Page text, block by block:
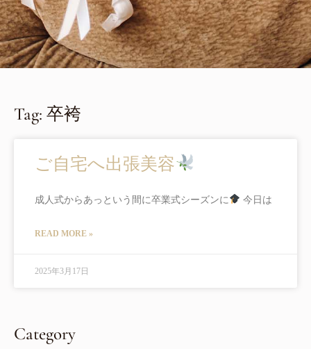
Tag: 卒袴
ご自宅へ出張美容
成人式からあっという間に卒業式シーズンに 今日は
READ MORE »
2025年3月17日
Category